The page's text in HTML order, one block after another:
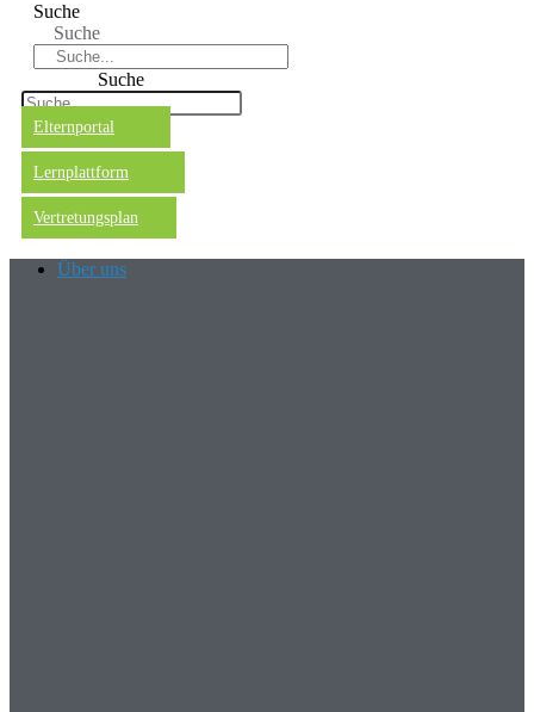
Suche
Suche
Suche
Elternportal
Lernplattform
Vertretungsplan
Über uns